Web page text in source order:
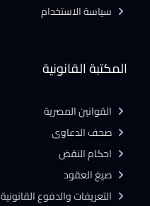
المكتبة القانونية
القوانين المصرية
صحف الدعاوى
احكام النقض
صيغ العقود
التعريفات والدفوع القانونية
سياسة الاستخدام